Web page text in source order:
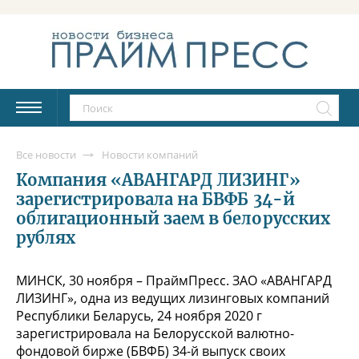
Все новости Новости компаний
Компания «АВАНГАРД ЛИЗИНГ»
зарегистрировала на БВФБ 34-й
облигационный заем в белорусских
рублях
МИНСК, 30 ноября – ПраймПресс. ЗАО «АВАНГАРД
ЛИЗИНГ», одна из ведущих лизинговых компаний
Республики Беларусь, 24 ноября 2020 г
зарегистрировала на Белорусской валютно-
фондовой бирже (БВФБ) 34-й выпуск своих